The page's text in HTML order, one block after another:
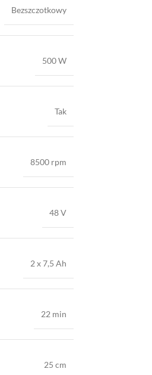
Bezszczotkowy
500 W
Tak
8500 rpm
48 V
2 x 7,5 Ah
22 min
25 cm